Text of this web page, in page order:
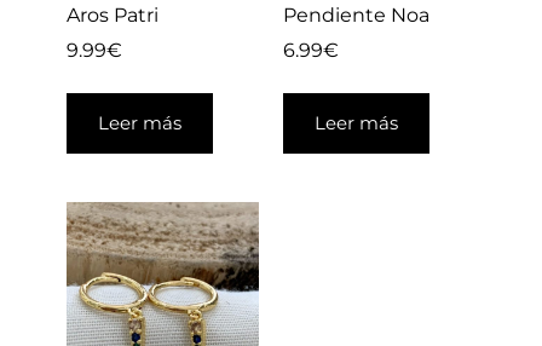
Aros Patri
9.99€
Leer más
Pendiente Noa
6.99€
Leer más